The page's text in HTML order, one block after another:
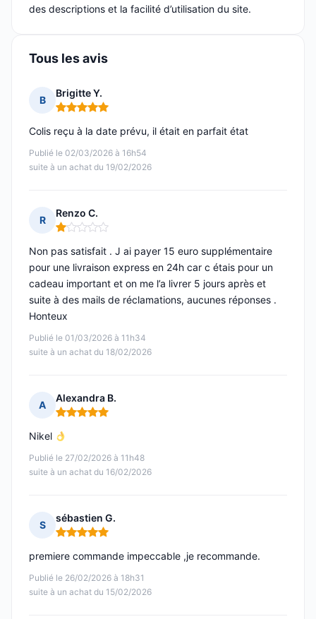
des descriptions et la facilité d’utilisation du site.
Tous les avis
B
Brigitte Y.
Note : 5 sur 5
Publié le 02/03/2026 à 16h54
suite à un achat du 19/02/2026
Colis reçu à la date prévu, il était en parfait état
R
Renzo C.
Note : 1 sur 5
Publié le 01/03/2026 à 11h34
suite à un achat du 18/02/2026
Non pas satisfait . J ai payer 15 euro supplémentaire
pour une livraison express en 24h car c étais pour un
cadeau important et on me l’a livrer 5 jours après et
suite à des mails de réclamations, aucunes réponses .
Honteux
A
Alexandra B.
Note : 5 sur 5
Publié le 27/02/2026 à 11h48
suite à un achat du 16/02/2026
Nikel
S
sébastien G.
Note : 5 sur 5
Publié le 26/02/2026 à 18h31
suite à un achat du 15/02/2026
premiere commande impeccable ,je recommande.